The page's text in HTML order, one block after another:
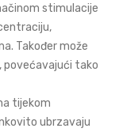
stimulacije
Također može
povećavajući tako
tijekom
ubrzavaju